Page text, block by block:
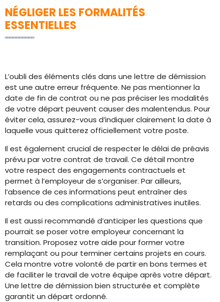
NÉGLIGER LES FORMALITÉS
ESSENTIELLES
L’oubli des éléments clés dans une lettre de démission
est une autre erreur fréquente. Ne pas mentionner la
date de fin de contrat ou ne pas préciser les modalités
de votre départ peuvent causer des malentendus. Pour
éviter cela, assurez-vous d’indiquer clairement la date à
laquelle vous quitterez officiellement votre poste.
Il est également crucial de respecter le délai de préavis
prévu par votre contrat de travail. Ce détail montre
votre respect des engagements contractuels et
permet à l’employeur de s’organiser. Par ailleurs,
l’absence de ces informations peut entraîner des
retards ou des complications administratives inutiles.
Il est aussi recommandé d’anticiper les questions que
pourrait se poser votre employeur concernant la
transition. Proposez votre aide pour former votre
remplaçant ou pour terminer certains projets en cours.
Cela montre votre volonté de partir en bons termes et
de faciliter le travail de votre équipe après votre départ.
Une lettre de démission bien structurée et complète
garantit un départ ordonné.